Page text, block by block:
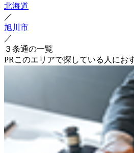
北海道
／
旭川市
／
３条通の一覧
PR このエリアで探している人にお